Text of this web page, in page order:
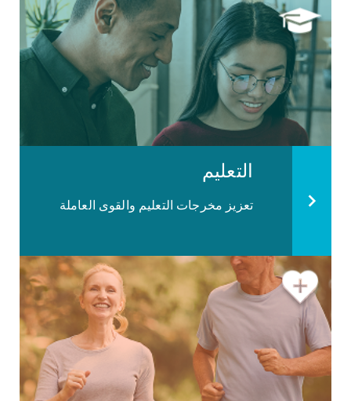
التعليم
تعزيز مخرجات التعليم والقوى العاملة